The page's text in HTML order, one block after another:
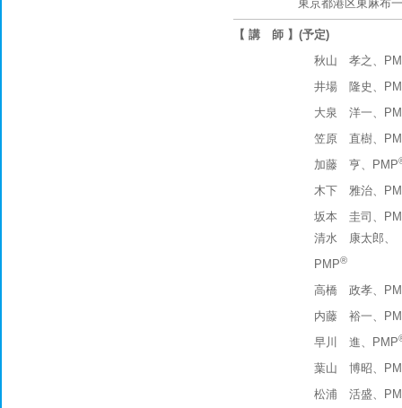
東京都港区東麻布一丁目
【 講 師 】(予定)
秋山 孝之、
井場 隆史、
大泉 洋一、
笠原 直樹、
加藤 亨、PMP
木下 雅治、
坂本 圭司、
清水 康太郎、
PMP®
高橋 政孝、
内藤 裕一、
早川 進、PMP
葉山 博昭、
松浦 活盛、